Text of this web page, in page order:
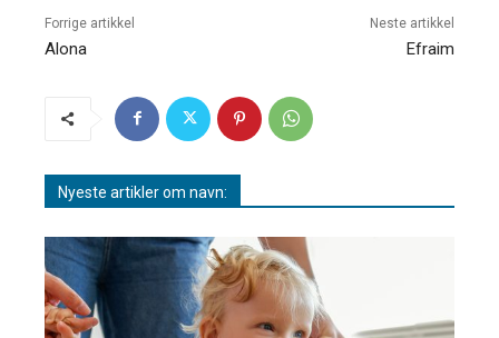
Forrige artikkel
Alona
Neste artikkel
Efraim
Nyeste artikler om navn: